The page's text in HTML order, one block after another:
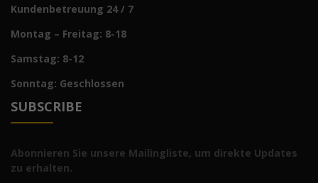
Kundenbetreuung 24 / 7
Montag – Freitag: 8-18
Samstag: 8-12
Sonntag: Geschlossen
SUBSCRIBE
Abonnieren Sie unsere Mailingliste, um direkte Updates
zu erhalten.